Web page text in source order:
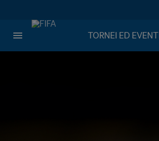
TORNEI ED EVENTI